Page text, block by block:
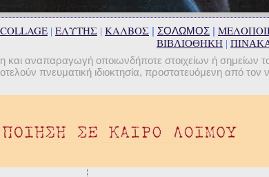
COLLAGE | ΕΛΥΤΗΣ | ΚΑΛΒΟΣ | ΣΟΛΩΜΟΣ |
ΒΙΒΛΙΟΘΗΚΗ |
και αναπαραγωγή οποιωνδήποτε στοιχείων ή σημείων
πνευματική ιδιοκτησία, προστατευόμενη από